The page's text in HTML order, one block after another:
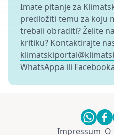
Imate pitanje za
predložiti temu za koju
trebali obraditi? Želite
kritiku? Kontaktirajte
WhatsAppa ili
Impressum O